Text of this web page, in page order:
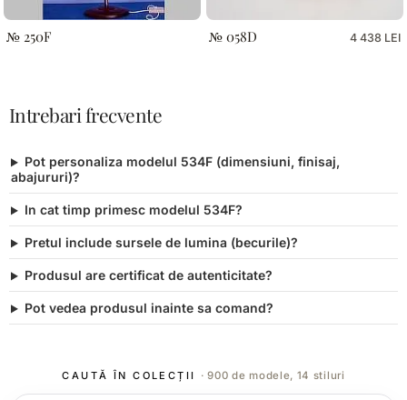
№ 250F № 058D 4 438 LEI
Intrebari frecvente
Pot personaliza modelul 534F (dimensiuni, finisaj,
abajururi)?
In cat timp primesc modelul 534F?
Pretul include sursele de lumina (becurile)?
Produsul are certificat de autenticitate?
Pot vedea produsul inainte sa comand?
CAUTĂ ÎN COLECȚII · 900 de modele, 14 stiluri